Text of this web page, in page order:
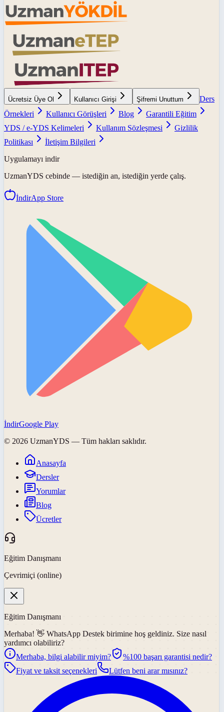
Ücretsiz Üye Ol Kullanıcı Girişi Şifremi Unuttum
Ders
Örnekleri
Kullanıcı Görüşleri Blog
Garantili Eğitim
YDS / e-YDS Kelimeleri
Kullanım Sözleşmesi
Gizlilik
Politikası
İletişim Bilgileri
Uygulamayı indir
UzmanYDS cebinde — istediğin an, istediğin yerde çalış.
İndirApp Store
İndirGoogle Play
© 2026 UzmanYDS — Tüm hakları saklıdır.
Anasayfa
Dersler
Yorumlar
Blog
Ücretler
Eğitim Danışmanı
Çevrimiçi (online)
Eğitim Danışmanı
Merhaba! 👋 WhatsApp Destek birimine hoş geldiniz. Size nasıl
yardımcı olabiliriz?
Merhaba, bilgi alabilir miyim?
%100 başarı garantisi nedir?
Fiyat ve taksit seçenekleri
Lütfen beni arar mısınız?